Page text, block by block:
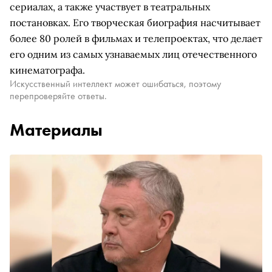
сериалах, а также участвует в театральных
постановках. Его творческая биография насчитывает
более 80 ролей в фильмах и телепроектах, что делает
его одним из самых узнаваемых лиц отечественного
кинематографа.
Искусственный интеллект может ошибаться, поэтому
перепроверяйте ответы.
Материалы